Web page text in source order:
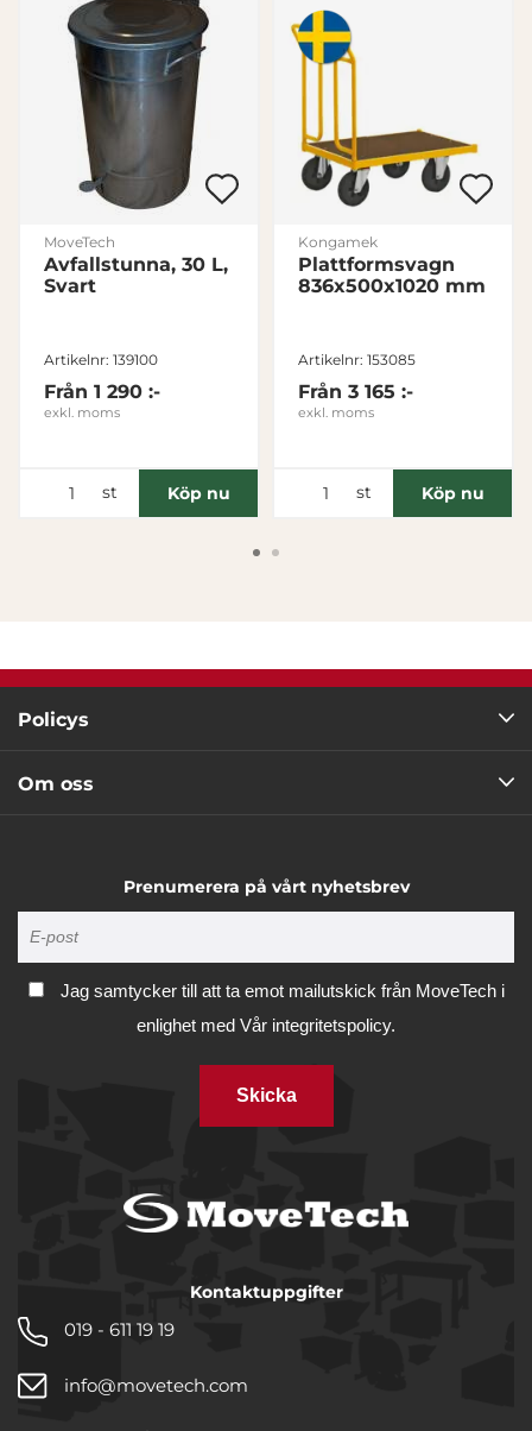
Inställningar
Statistik
Marknadsföring
MoveTech
Avfallstunna, 30 L,
Svart
Artikelnr: 139100
Från 1 290 :-
exkl. moms
st Köp nu
Kongamek
Plattformsvagn
836x500x1020 mm
Artikelnr: 153085
Från 3 165 :-
exkl. moms
st Köp nu
Policys
Om oss
Prenumerera på vårt nyhetsbrev
Jag samtycker till att ta emot mailutskick från MoveTech i
enlighet med Vår integritetspolicy.
Skicka
Kontaktuppgifter
019 - 611 19 19
info@movetech.com